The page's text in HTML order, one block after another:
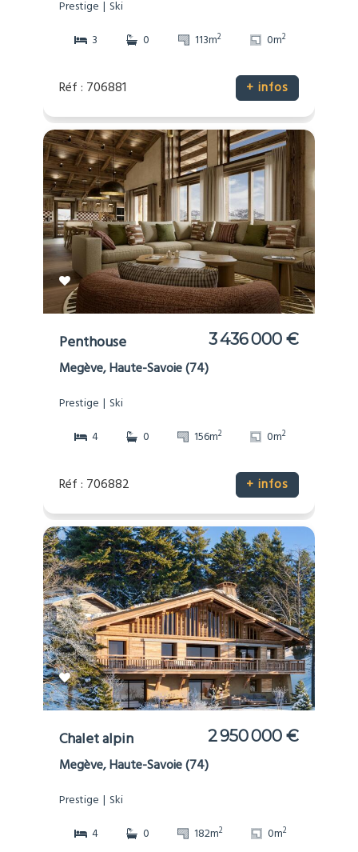
Prestige
Ski
3
0 113m2 0m2
Réf : 706881 + infos
Penthouse 3 436 000 €
Megève, Haute-Savoie (74)
Prestige
Ski
4
0 156m2 0m2
Réf : 706882 + infos
Chalet alpin 2 950 000 €
Megève, Haute-Savoie (74)
Prestige
Ski
4
0 182m2 0m2